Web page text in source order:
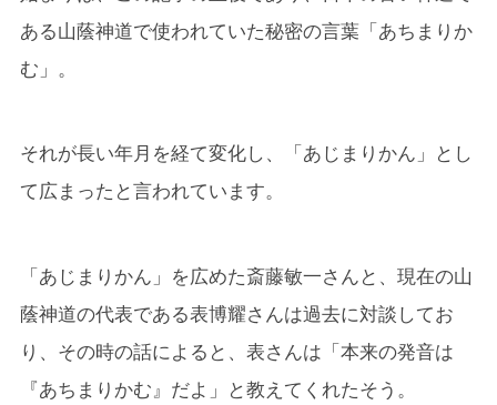
ある山蔭神道で使われていた秘密の言葉「あちまりか
む」。
それが長い年月を経て変化し、「あじまりかん」とし
て広まったと言われています。
「あじまりかん」を広めた斎藤敏一さんと、現在の山
蔭神道の代表である表博耀さんは過去に対談してお
り、その時の話によると、表さんは「本来の発音は
『あちまりかむ』だよ」と教えてくれたそう。